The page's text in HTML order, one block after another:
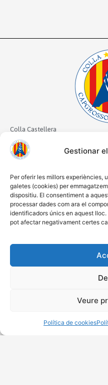
Gestionar
Per oferir les millors experiències,
galetes (cookies) per
dispositiu. El consentiment a
processar dades com ara el
identificadors únics en aquest
pot afectar negativament certes
Veure
Política de cookies
Colla Castellera
Capgrossos de Mataró
CIF: G61063103
08301 Mataró, Barcelona
647 62 53 24
colla@capgrossos.cat